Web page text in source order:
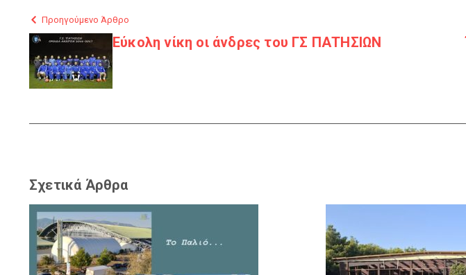
Προηγούμενο Άρθρο
Εύκολη νίκη οι άνδρες του ΓΣ ΠΑΤΗΣΙΩΝ
Σχετικά Άρθρα